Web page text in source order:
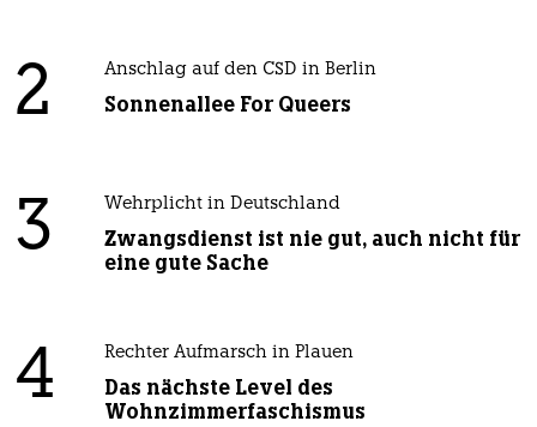
2 Anschlag auf den CSD in Berlin
Sonnenallee For Queers
3 Wehrplicht in Deutschland
Zwangsdienst ist nie gut, auch nicht für
eine gute Sache
4 Rechter Aufmarsch in Plauen
Das nächste Level des
Wohnzimmerfaschismus